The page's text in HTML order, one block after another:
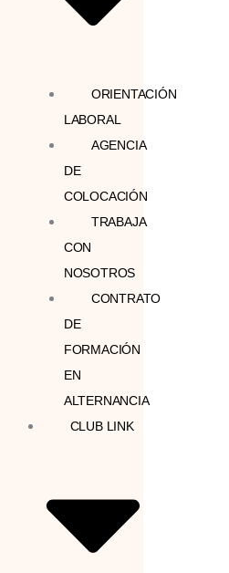
ORIENTACIÓN
LABORAL
AGENCIA
DE
COLOCACIÓN
TRABAJA
CON
NOSOTROS
CONTRATO
DE
FORMACIÓN
EN
ALTERNANCIA
CLUB LINK